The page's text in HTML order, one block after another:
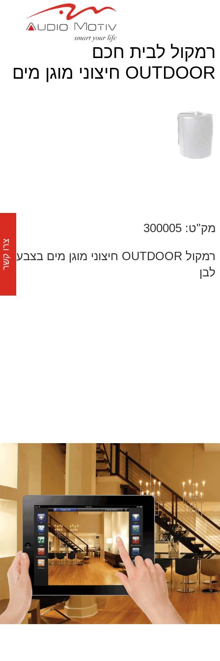
רמקול לבית חכם
OUTDOOR חיצוני מוגן מים
מק"ט: 300005
רמקול OUTDOOR חיצוני מוגן מים בצבע
לבן
צרו קשר